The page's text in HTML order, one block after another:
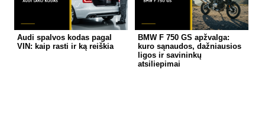
Audi spalvos kodas pagal
VIN: kaip rasti ir ką reiškia
BMW F 750 GS apžvalga:
kuro sąnaudos, dažniausios
ligos ir savininkų
atsiliepimai